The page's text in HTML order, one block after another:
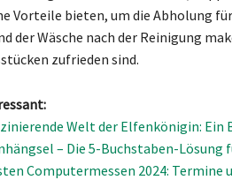
Vorteile bieten, um die Abholung
der Wäsche nach der Reinigung
zufrieden sind.
Welt der Elfenkönigin: Ein
– Die 5-Buchstaben-
Computermessen 2024: